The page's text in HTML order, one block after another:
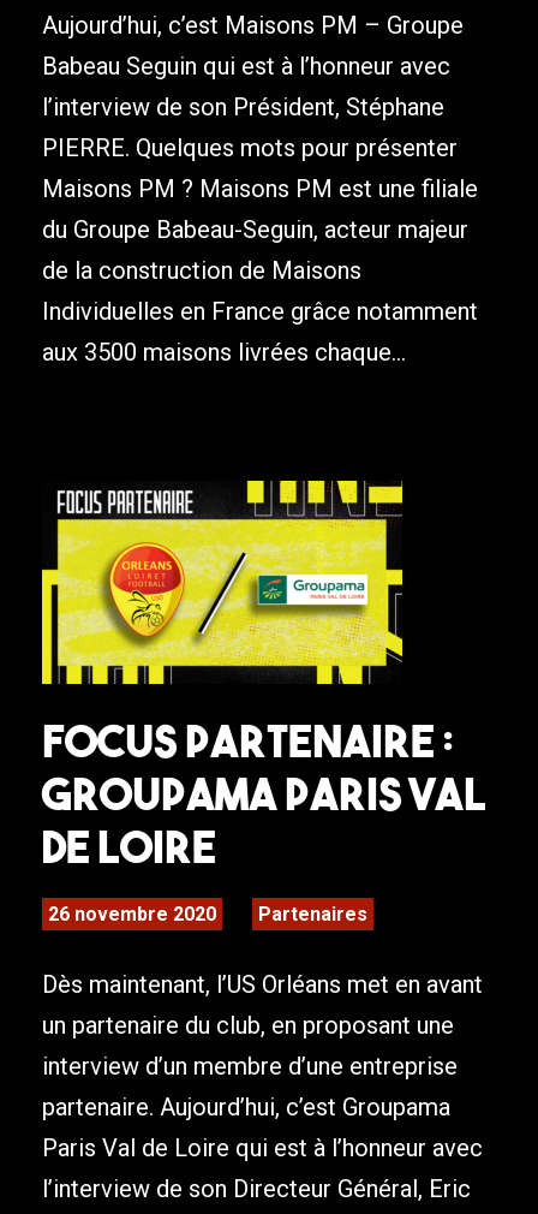
Aujourd’hui, c’est Maisons PM – Groupe
Babeau Seguin qui est à l’honneur avec
l’interview de son Président, Stéphane
PIERRE. Quelques mots pour présenter
Maisons PM ? Maisons PM est une filiale
du Groupe Babeau-Seguin, acteur majeur
de la construction de Maisons
Individuelles en France grâce notamment
aux 3500 maisons livrées chaque...
Focus Partenaire :
Groupama Paris Val
de Loire
26 novembre 2020 Partenaires
Dès maintenant, l’US Orléans met en avant
un partenaire du club, en proposant une
interview d’un membre d’une entreprise
partenaire. Aujourd’hui, c’est Groupama
Paris Val de Loire qui est à l’honneur avec
l’interview de son Directeur Général, Eric